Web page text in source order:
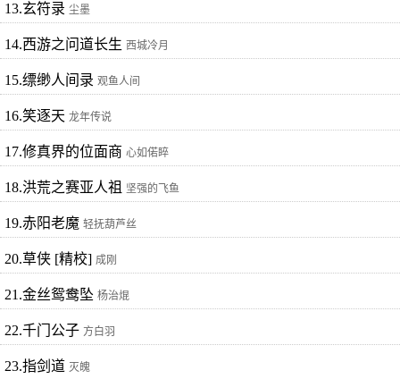
13.玄符录 尘墨
14.西游之问道长生 西城冷月
15.缥缈人间录 观鱼人间
16.笑逐天 龙年传说
17.修真界的位面商 心如偌睟
18.洪荒之赛亚人祖 坚强的飞鱼
19.赤阳老魔 轻抚葫芦丝
20.草侠 [精校] 成刚
21.金丝鸳鸯坠 杨治焜
22.千门公子 方白羽
23.指剑道 灭魄